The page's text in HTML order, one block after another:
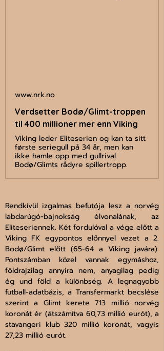
www.nrk.no
Verdsetter Bodø/Glimt-troppen
til 400 millioner mer enn Viking
Viking leder Eliteserien og kan ta sitt
første seriegull på 34 år, men kan
ikke hamle opp med gullrival
Bodø/Glimts rådyre spillertropp.
Rendkívül izgalmas befutója lesz a norvég
labdarúgó-bajnokság élvonalának, az
Eliteseriennek. Két fordulóval a vége előtt a
Viking FK egypontos előnnyel vezet a 2.
Bodø/Glimt előtt (65-64 a Viking javára).
Pontszámban közel vannak egymáshoz,
földrajzilag annyira nem, anyagilag pedig
ég und föld a különbség. A legnagyobb
futball-adatbázis, a Transfermarkt becslése
szerint a Glimt kerete 713 millió norvég
koronát ér (átszámítva 60,73 millió eurót), a
stavangeri klub 320 millió koronát, vagyis
27,23 millió eurót.